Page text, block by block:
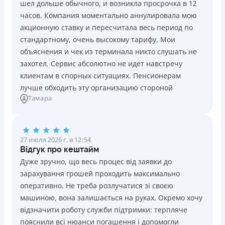
Погашение
В кассах и терминалах отделений
Оплата на расчетный счёт
Онлайн (через сайт или интернет-банкинг)
Через терминалы самообслуживания
Лицензия НБУ
Лицензия НБУ №10
Вся информация о кредите
ПОЛУЧИТЬ ЗАЙМ
Возраст
18 - 70 лет
Преимущества
Сниженная процентная ставка 0,01% в день для
новых клиентов на период от 3 до 30 дней (после
этого стандартная ставка 1%)
Запрашиваются только данные паспорта, ИНН, номер
банковской карты и телефона
проблемной кредитной историей.
Переводятся деньги на банковскую карту сразу после
подписания электронного договора о предоставлении
кредита
Дарятся скидки до -99% постоянным клиентам на
будущие кредиты согласно программе лояльности
Программа лояльности для постоянных клиентов
Круглосуточная поддержка в Viber, Telegram,
шел дольше обычного, и возникла просрочка в 12
часов. Компания моментально аннулировала мою
акционную ставку и пересчитала весь период по
стандартному, очень высокому тарифу. Мои
объяснения и чек из терминала никто слушать не
захотел. Сервис абсолютно не идет навстречу
клиентам в спорных ситуациях. Пенсионерам
лучше обходить эту организацию стороной
Тамара
27 июля 2026 г. в 12:54
Відгук про кештайм
Дуже зручно, що весь процес від заявки до
зарахування грошей проходить максимально
оперативно. Не треба розлучатися зі своєю
машиною, вона залишається на руках. Окремо хочу
відзначити роботу служби підтримки: терпляче
пояснили всі нюанси погашення і допомогли